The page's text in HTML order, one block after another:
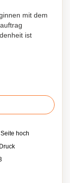
mit dem
ist
hoch